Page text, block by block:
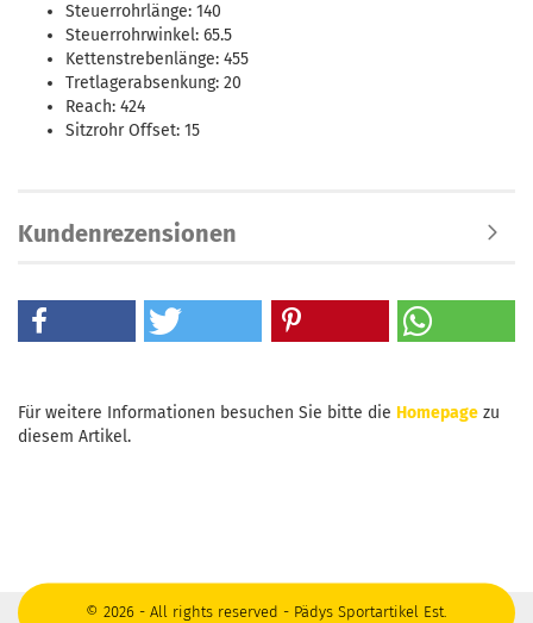
Steuerrohrlänge: 140
Steuerrohrwinkel: 65.5
Kettenstrebenlänge: 455
Tretlagerabsenkung: 20
Reach: 424
Sitzrohr Offset: 15
Kundenrezensionen
Für weitere Informationen besuchen Sie bitte die Homepage zu
diesem Artikel.
© 2026 - All rights reserved - Pädys Sportartikel Est.